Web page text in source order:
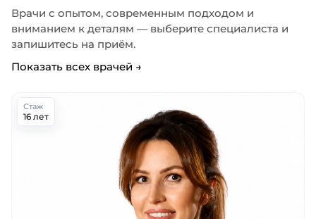
Врачи с опытом, современным подходом и
вниманием к деталям — выберите специалиста и
запишитесь на приём.
Показать всех врачей →
Стаж
16 лет